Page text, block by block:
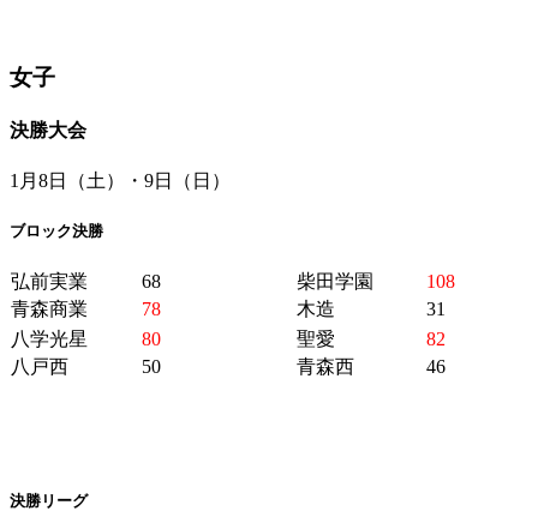
女子
決勝大会
1月8日（土）・9日（日）
ブロック決勝
弘前実業 68 柴田学園
108
青森商業
78 木造
31
八学光星
80 聖愛
82
八戸西
50 青森西 46
決勝リーグ